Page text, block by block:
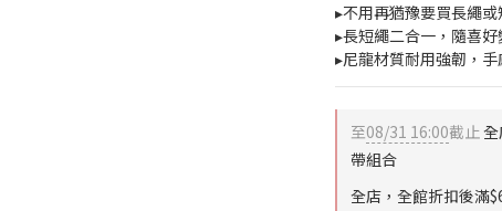
▸不用再猶豫要買長繩
▸長短繩二合一，隨喜
▸尼龍材質耐用強韌，
至08/31 16:00截止
帶組合
全店，全館折扣後滿